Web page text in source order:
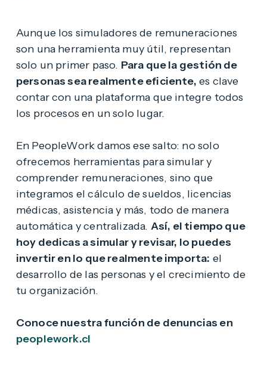
Aunque los simuladores de remuneraciones
son una herramienta muy útil, representan
solo un primer paso. Para que la gestión de
personas sea realmente eficiente, es clave
contar con una plataforma que integre todos
los procesos en un solo lugar.
En PeopleWork damos ese salto: no solo
ofrecemos herramientas para simular y
comprender remuneraciones, sino que
integramos el cálculo de sueldos, licencias
médicas, asistencia y más, todo de manera
automática y centralizada. Así, el tiempo que
hoy dedicas a simular y revisar, lo puedes
invertir en lo que realmente importa: el
desarrollo de las personas y el crecimiento de
tu organización.
Conoce nuestra función de denuncias en
peoplework.cl